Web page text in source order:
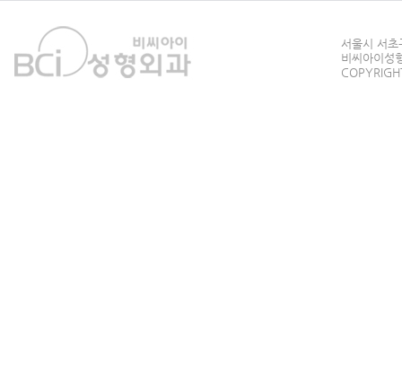
서울시 서
비씨아이